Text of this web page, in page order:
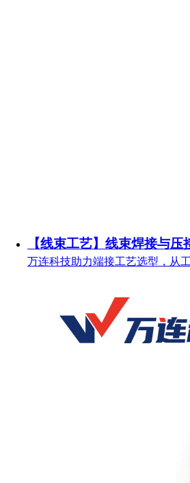
【线束工艺】线束焊接与
万连科技助力端接工艺选型，从